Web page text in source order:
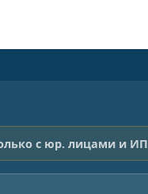
с юр. лицами и ИП